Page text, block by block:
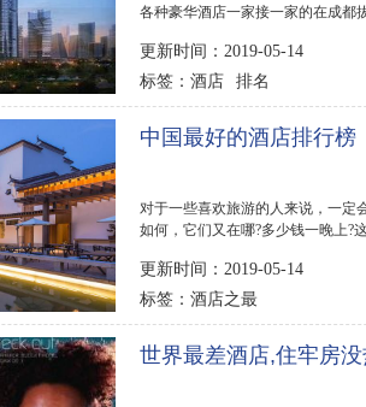
各种豪华酒店一家接一家的在成都
更新时间：2019-05-14
标签： 酒店 排名
中国最好的酒店排行
对于一些喜欢旅游的人来说，一定
如何，它们又在哪?多少钱一晚上?
更新时间：2019-05-14
标签： 酒店之最
世界最差酒店,住牢房